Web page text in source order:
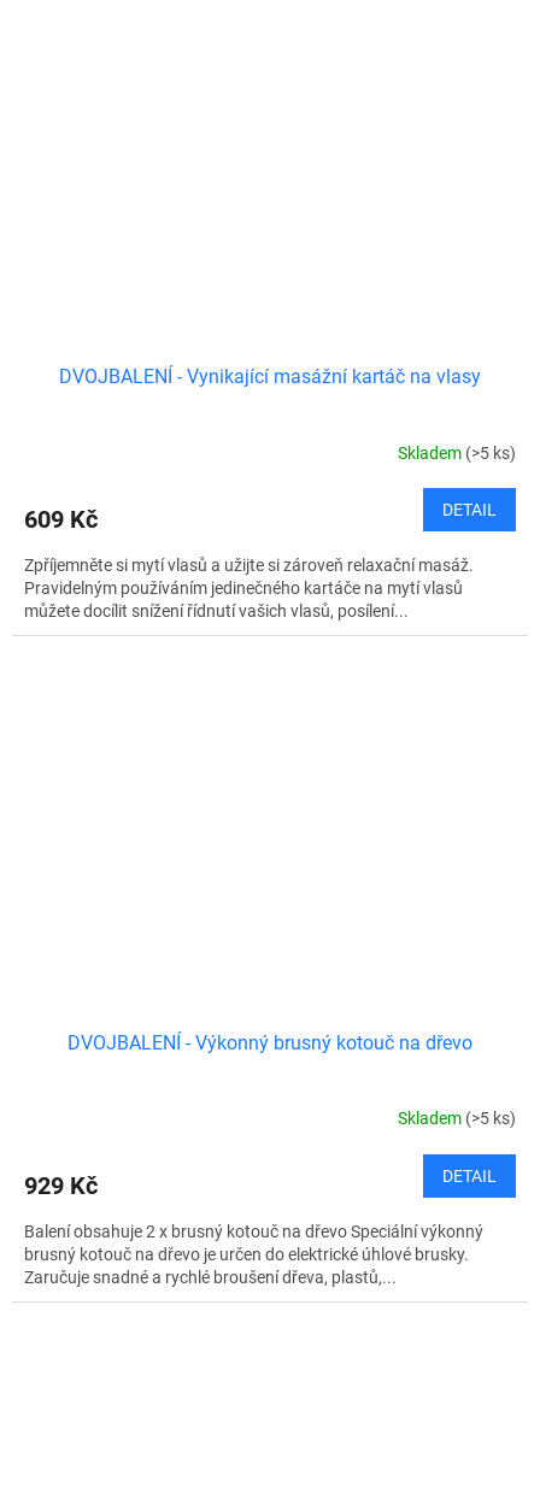
DVOJBALENÍ - Vynikající masážní kartáč na vlasy
Skladem (>5 ks)
609 Kč DETAIL
Zpříjemněte si mytí vlasů a užijte si zároveň relaxační masáž.
Pravidelným používáním jedinečného kartáče na mytí vlasů
můžete docílit snížení řídnutí vašich vlasů, posílení...
DVOJBALENÍ - Výkonný brusný kotouč na dřevo
Skladem (>5 ks)
929 Kč DETAIL
Balení obsahuje 2 x brusný kotouč na dřevo Speciální výkonný
brusný kotouč na dřevo je určen do elektrické úhlové brusky.
Zaručuje snadné a rychlé broušení dřeva, plastů,...